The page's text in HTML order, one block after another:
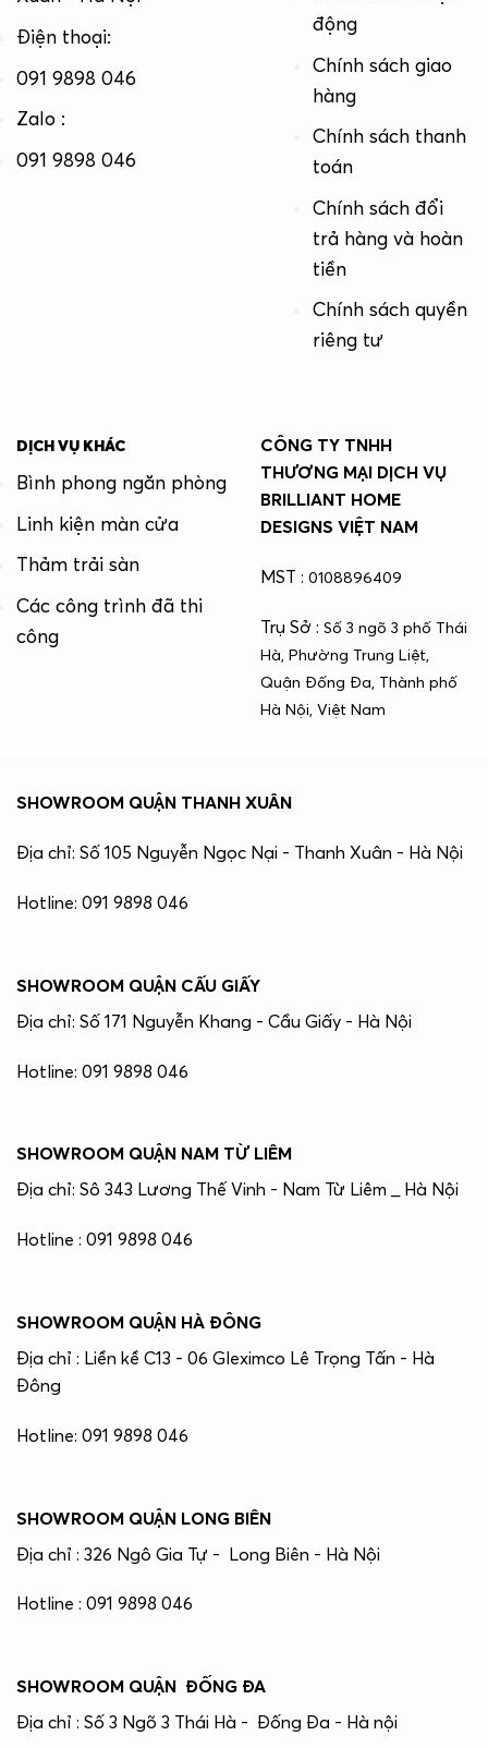
Điện thoại:
091 9898 046
Zalo :
091 9898 046
động
Chính sách giao
hàng
Chính sách thanh
toán
Chính sách đổi
trả hàng và hoàn
tiền
Chính sách quyền
riêng tư
DỊCH VỤ KHÁC
Bình phong ngăn phòng
Linh kiện màn cửa
Thảm trải sàn
Các công trình đã thi
công
CÔNG TY TNHH
THƯƠNG MẠI DỊCH VỤ
BRILLIANT HOME
DESIGNS VIỆT NAM
MST : 0108896409
Trụ Sở : Số 3 ngõ 3 phố Thái
Hà, Phường Trung Liệt,
Quận Đống Đa, Thành phố
Hà Nội, Việt Nam
SHOWROOM QUẬN THANH XUÂN
Địa chỉ: Số 105 Nguyễn Ngọc Nại - Thanh Xuân - Hà Nội
Hotline: 091 9898 046
SHOWROOM QUẬN CẤU GIẤY
Địa chỉ: Số 171 Nguyễn Khang - Cầu Giấy - Hà Nội
Hotline: 091 9898 046
SHOWROOM QUẬN NAM TỪ LIÊM
Địa chỉ: Sô 343 Lương Thế Vinh - Nam Từ Liêm _ Hà Nội
Hotline : 091 9898 046
SHOWROOM QUẬN HÀ ĐÔNG
Địa chỉ : Liền kề C13 - 06 Gleximco Lê Trọng Tấn - Hà
Đông
Hotline: 091 9898 046
SHOWROOM QUẬN LONG BIÊN
Địa chỉ : 326 Ngô Gia Tự - Long Biên - Hà Nội
Hotline : 091 9898 046
SHOWROOM QUẬN ĐỐNG ĐA
Địa chỉ : Số 3 Ngõ 3 Thái Hà - Đống Đa - Hà nội